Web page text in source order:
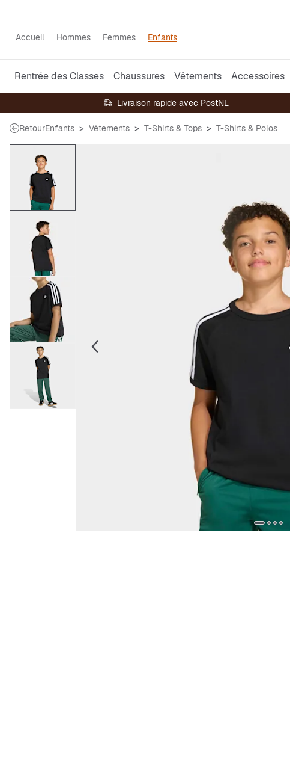
Accueil Hommes Femmes Enfants
Rentrée des Classes Chaussures Vêtements Accessoires
Livraison rapide avec PostNL
RetourEnfants Vêtements T-Shirts & Tops T-Shirts & Polos